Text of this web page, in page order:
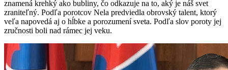
znamená krehký ako bubliny, čo odkazuje na to, aký je náš svet
zraniteľný. Podľa porotcov Nela predviedla obrovský talent, ktorý
veľa napovedá aj o hĺbke a porozumení sveta. Podľa slov poroty jej
zručnosti boli nad rámec jej veku.